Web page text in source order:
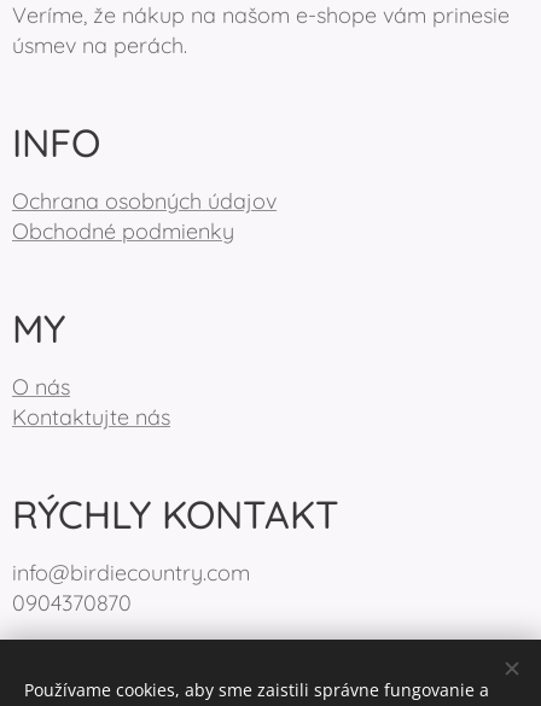
Veríme, že nákup na našom e-shope vám prinesie
úsmev na perách.
INFO
Ochrana osobných údajov
Obchodné podmienky
MY
O nás
Kontaktujte nás
RÝCHLY KONTAKT
info@birdiecountry.com
0904370870
Používame cookies, aby sme zaistili správne fungovanie a